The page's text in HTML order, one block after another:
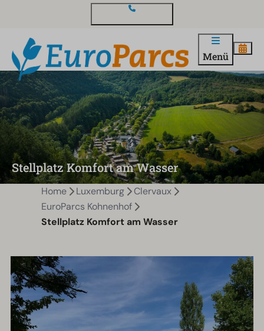
Menü
Stellplatz Komfort am Wasser
Home Luxemburg
Clervaux
EuroParcs Kohnenhof
Stellplatz Komfort am Wasser